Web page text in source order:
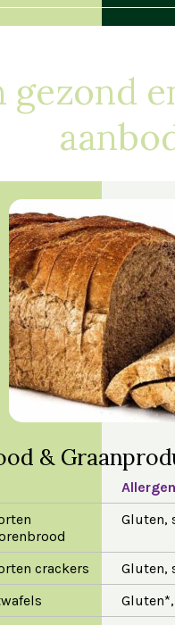
gezond
&
Gluten,
crackers
Gluten,